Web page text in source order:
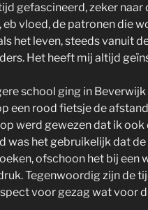
gefascineerd, zeker naar
vloed, de patronen die
het leven, steeds vanuit
Het heeft mij altijd
school ging in
een rood fietsje de
werd gewezen dat ik ook
was het gebruikelijk dat
ofschoon het bij een
Tegenwoordig zijn de
voor gezag wat voor